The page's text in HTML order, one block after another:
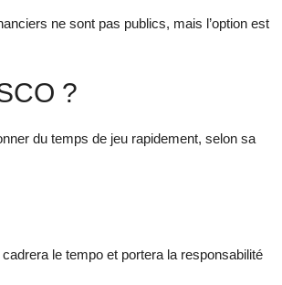
ne sont pas publics, mais l’option est
?
du temps de jeu rapidement, selon sa
le tempo et portera la responsabilité